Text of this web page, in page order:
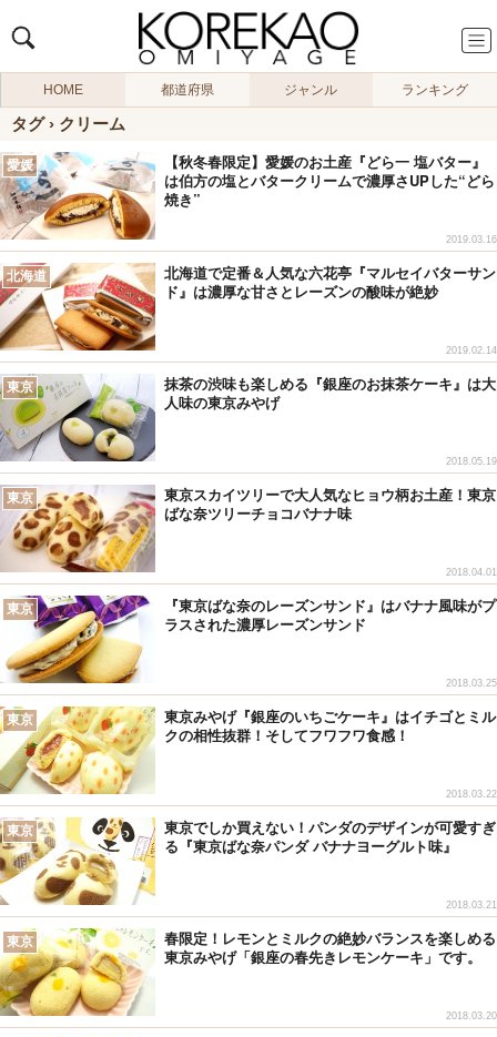
HOME 都道府県 ジャンル ランキング
タグ › クリーム
愛媛
【秋冬春限定】愛媛のお土産『どら一 塩バター』
は伯方の塩とバタークリームで濃厚さUPした“どら
焼き”
2019.03.16
北海道
北海道で定番＆人気な六花亭『マルセイバターサン
ド』は濃厚な甘さとレーズンの酸味が絶妙
2019.02.14
東京
抹茶の渋味も楽しめる『銀座のお抹茶ケーキ』は大
人味の東京みやげ
2018.05.19
東京
東京スカイツリーで大人気なヒョウ柄お土産！東京
ばな奈ツリーチョコバナナ味
2018.04.01
東京
『東京ばな奈のレーズンサンド』はバナナ風味がプ
ラスされた濃厚レーズンサンド
2018.03.25
東京
東京みやげ『銀座のいちごケーキ』はイチゴとミル
クの相性抜群！そしてフワフワ食感！
2018.03.22
東京
東京でしか買えない！パンダのデザインが可愛すぎ
る『東京ばな奈パンダ バナナヨーグルト味』
2018.03.21
東京
春限定！レモンとミルクの絶妙バランスを楽しめる
東京みやげ「銀座の春先きレモンケーキ」です。
2018.03.20